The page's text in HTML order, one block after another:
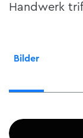
Handwerk
Bilder